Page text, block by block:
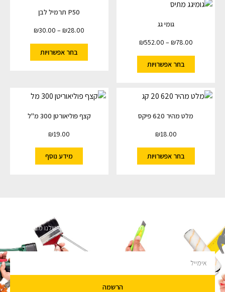
גומי גג
₪78.00
–
₪552.00
בחר אפשרויות
P50 תרמיל לבן
₪28.00
–
₪30.00
בחר אפשרויות
מלט מהיר 620 פיקס
₪18.00
בחר אפשרויות
קצף פוליאורטן 300 מ"ל
₪19.00
מידע נוסף
השארו מעודכנים
מעוניינים לקבל עדכונים על מבצעים והנחות הירשמו לניוזלטר שלנו מבטיחים לא
הרשמה